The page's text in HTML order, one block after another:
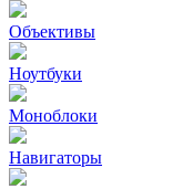
Объективы
Ноутбуки
Моноблоки
Навигаторы